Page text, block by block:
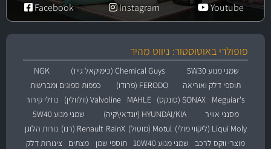
Youtube
Instagram
Facebook
פופולרי באוטוסטור: ניווט מהיר
שמני מנוע 5W30 Chemical Guys (כימיקאל גייז)
NGK
תוספי דלק ואוריאה
FERODO (פרודו)
כפפות ספוגים ומברשות
Meguiar's
SONAX (סונקס) MAHLE Valvoline (וולוולין)
נוזלי קירור
מסנני אוויר
HYUNDAI/KIA (יונדאי\קיה)
שמני מנוע 5W40
Liqui Moly (ליקווי מולי)
Motul (מוטול) RainX Renault (רנו)
נורות הלוגן
מוצרי ווקס לרכב
שמני מנוע 10W40 תוספי שמן מצתים
צינורות דלק